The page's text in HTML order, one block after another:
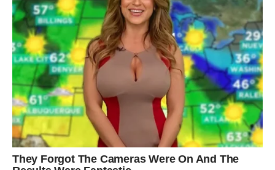
Skupljanje i Skladištenje:
Prilikom pripreme paprike, umesto da odbacite
peteljke, skupite ih.
Stavite ih u vrećicu i pohranite u zamrzivač.
Dodavanje Okusa Zimskim Jelima:
Kada stigne zima, peteljke izvadite iz zamrzivača i
dodajte ih u supe, čorbe ili gulaše tokom kuvanja.
Važno je napomenuti: Peteljke se koriste samo za
aromu i treba ih ukloniti pre konzumacije jela.